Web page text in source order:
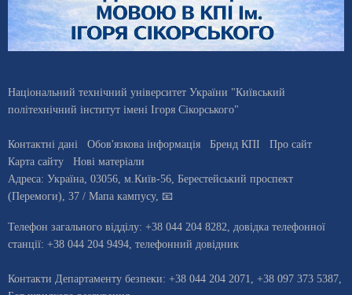
Національний технічний університет України "Київський
політехнічний інститут імені Ігоря Сікорського"
Контактні дані Обов'язкова інформація Бренд КПІ
Про сайт
Карта сайту
Нові матеріали
Адреса: Україна 03056 , м. Київ-56, Берестейський проспект
(Перемоги), 37 / Мапа кампусу, 📧
Телефон загального відділу: +38 044 204 8282 , довiдка телефонної
станцiї: +38 044 204 9494 телефонний довідник
Контакти Департаменту безпеки: +38 044 204 2071, +38 097 373 5387,